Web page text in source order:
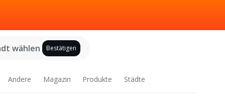
wählen Bestätigen
Andere Magazin Produkte Städte